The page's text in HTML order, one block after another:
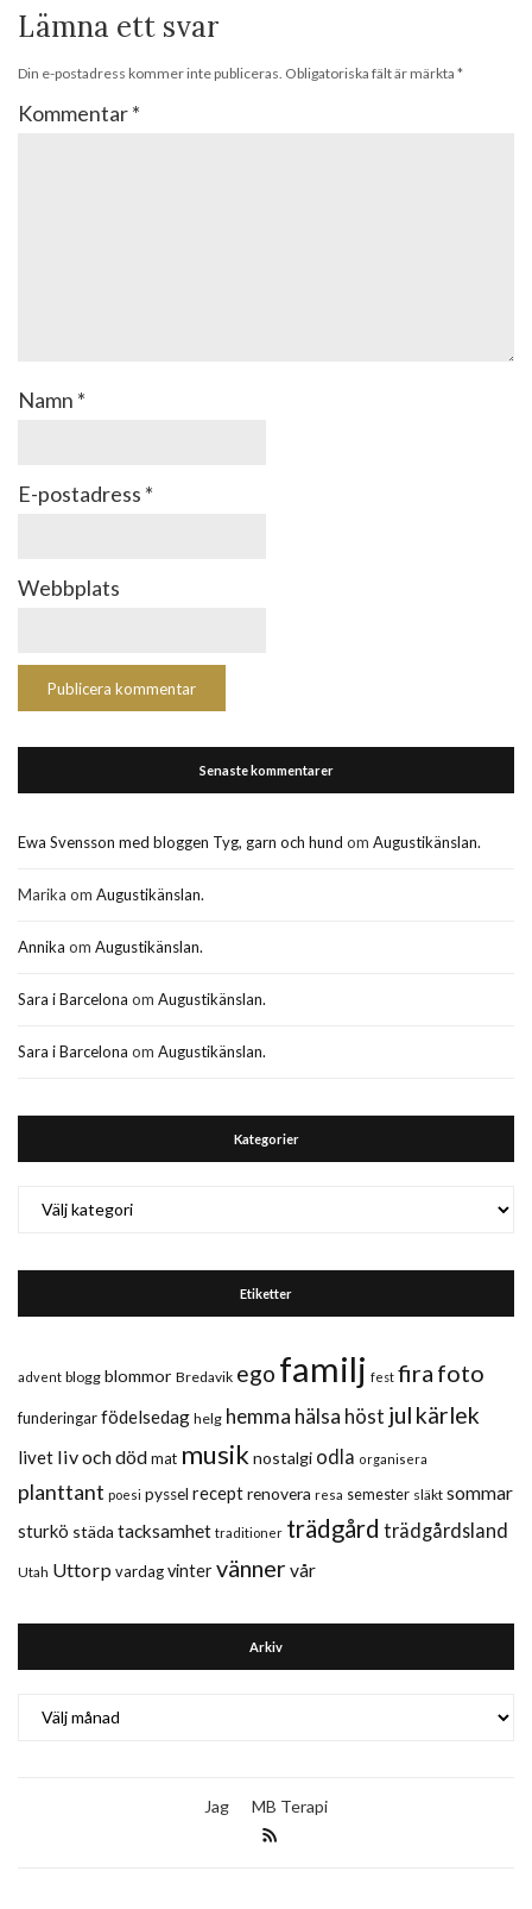
Lämna ett svar
Din e-postadress kommer inte publiceras. Obligatoriska fält är märkta *
Kommentar*
Namn *
E-postadress *
Webbplats
Senaste kommentarer
Ewa Svensson med bloggen Tyg, garn och hund om Augustikänslan.
Marika om Augustikänslan.
Annika om Augustikänslan.
Sara i Barcelona om Augustikänslan.
Sara i Barcelona om Augustikänslan.
Kategorier
Etiketter
advent blogg blommor Bredavik ego familj fest fira foto
funderingarfödelsedag helg hemma hälsa höst jul kärlek
livet liv och dödmat musik nostalgi odla organisera
planttant poesi pyssel receptrenovera resa semester släkt sommar
sturkö städa tacksamhet traditioner trädgård trädgårdsland
Utah Uttorp vardagvintervänner vår
Arkiv
Jag MB Terapi